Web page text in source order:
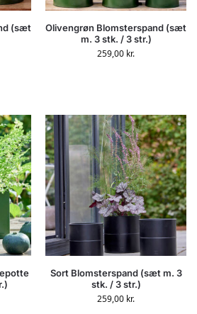
(sæt
Olivengrøn Blomsterspand (sæt
m. 3 stk. / 3 str.)
259,00 kr.
Sort Blomsterspand (sæt m. 3
stk. / 3 str.)
259,00 kr.